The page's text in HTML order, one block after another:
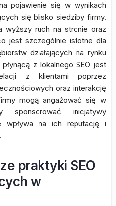
pojawienie się w wynikach
się blisko siedziby firmy.
wyższy ruch na stronie oraz
jest szczególnie istotne dla
działających na rynku
z lokalnego SEO jest
z klientami poprzez
oraz interakcję
mogą angażować się w
sponsorować inicjatywy
wpływa na ich reputację i
praktyki SEO
w